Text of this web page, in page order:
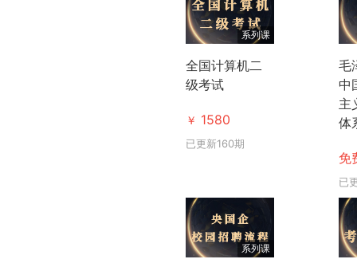
系列课
‌全国计算机二
级考试
￥ 1580
已更新160期
毛
中
主
体
免
已
系列课